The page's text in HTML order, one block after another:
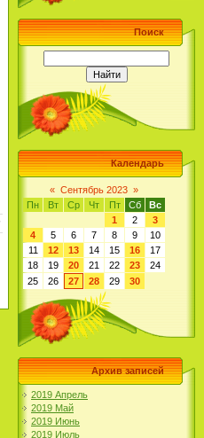
Поиск
Календарь
« Сентябрь 2023 »
Пн
Вт Ср Чт Пт Сб
Вс
1
2
3
4
5 6 7 8 9
10
11
12 13 14 15 16
17
18
19 20 21 22 23
24
25
26 27 28 29 30
Архив записей
2019 Апрель
2019 Май
2019 Июнь
2019 Июль